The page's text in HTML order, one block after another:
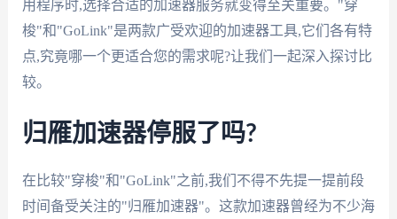
用程序时,选择合适的加速器服务就变得至关重要。"穿
梭"和"GoLink"是两款广受欢迎的加速器工具,它们各有特
点,究竟哪一个更适合您的需求呢?让我们一起深入探讨比
较。
归雁加速器停服了吗?
在比较"穿梭"和"GoLink"之前,我们不得不先提一提前段
时间备受关注的"归雁加速器"。这款加速器曾经为不少海